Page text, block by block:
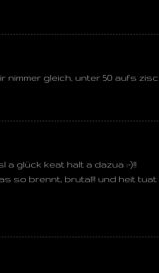
gleich, unter 50 aufs
glück keat halt a dazua :-)!!
so brennt, brutal!! und heit tuat